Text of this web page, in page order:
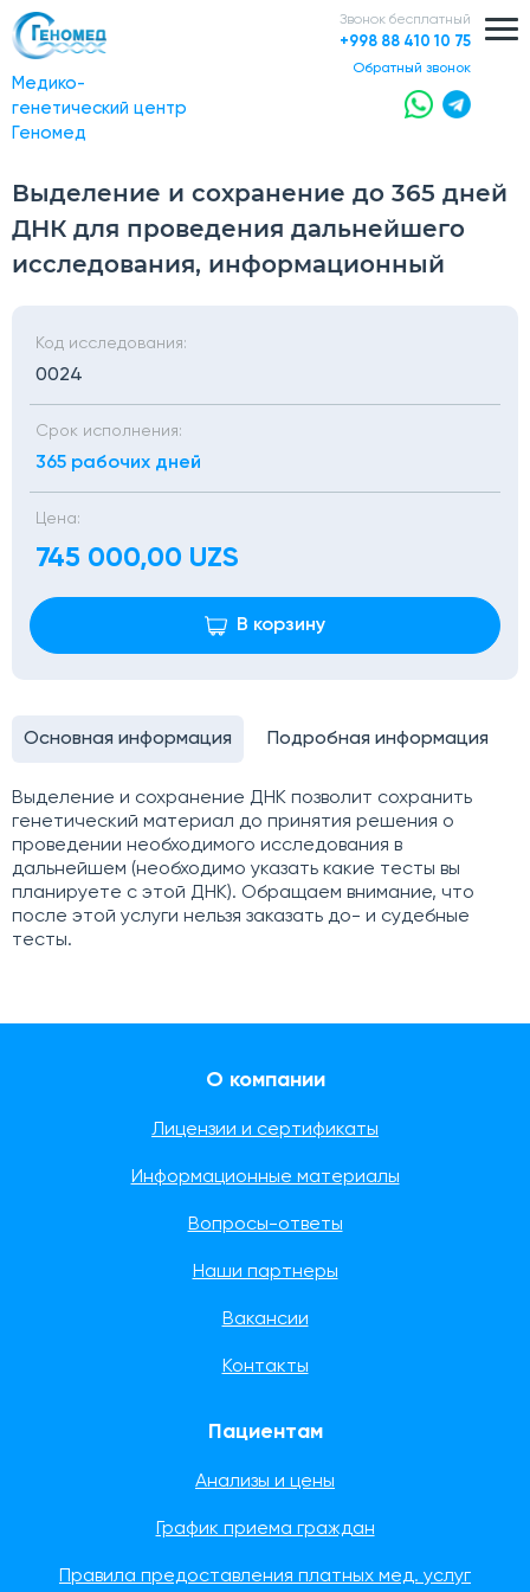
Медико-
генетический центр
Геномед
Звонок бесплатный
+998 88 410 10 75
обратный звонок
Выделение и сохранение до 365 дней
ДНК для проведения дальнейшего
исследования, информационный
Основная информация Подробная информация
Выделение и сохранение ДНК позволит сохранить
генетический материал до принятия решения о
проведении необходимого исследования в
дальнейшем (необходимо указать какие тесты вы
планируете с этой ДНК). Обращаем внимание, что
после этой услуги нельзя заказать до- и судебные
тесты.
Код исследования:
0024
Срок исполнения:
365 рабочих дней
Цена:
745 000,00 UZS
В корзину
О компании
Лицензии и сертификаты
Информационные материалы
Вопросы-ответы
Наши партнеры
Вакансии
Контакты
Пациентам
Анализы и цены
График приема граждан
Правила предоставления платных мед. услуг